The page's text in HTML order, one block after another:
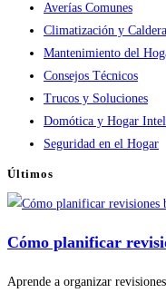
Averías Comunes
Climatización y
Mantenimiento del
Consejos Técnicos
Trucos y Soluciones
Domótica y Hogar
Seguridad en el Hogar
Últimos
Cómo planificar
Aprende a organizar